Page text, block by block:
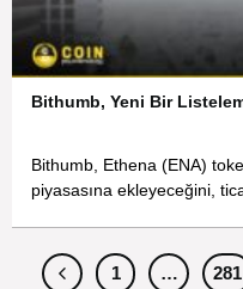
Bithumb, Yeni Bir
Bithumb, Ethena (ENA)
piyasasına ekleyeceğini,
1 … 281